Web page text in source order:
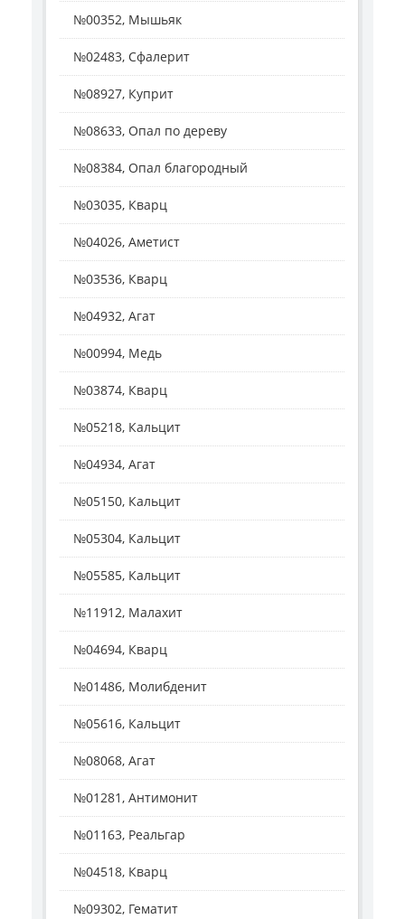
№00352, Мышьяк
№02483, Сфалерит
№08927, Куприт
№08633, Опал по дереву
№08384, Опал благородный
№03035, Кварц
№04026, Аметист
№03536, Кварц
№04932, Агат
№00994, Медь
№03874, Кварц
№05218, Кальцит
№04934, Агат
№05150, Кальцит
№05304, Кальцит
№05585, Кальцит
№11912, Малахит
№04694, Кварц
№01486, Молибденит
№05616, Кальцит
№08068, Агат
№01281, Антимонит
№01163, Реальгар
№04518, Кварц
№09302, Гематит